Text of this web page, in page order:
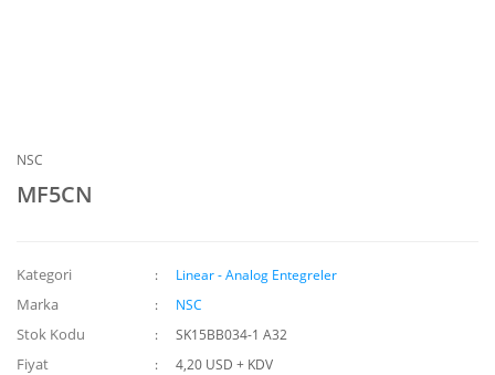
NSC
MF5CN
Kategori Linear - Analog Entegreler
Marka NSC
Stok Kodu SK15BB034-1 A32
Fiyat
4,20 USD + KDV